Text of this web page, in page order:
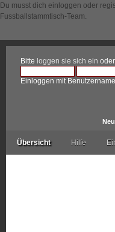
Du musst dich einloggen oder
Fussballstammtisch-Team.
Bitte loggen sie sich ein oder
Einloggen mit
Übersicht Hilfe